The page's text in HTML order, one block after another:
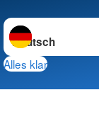
Sprache wechseln
Alles klar